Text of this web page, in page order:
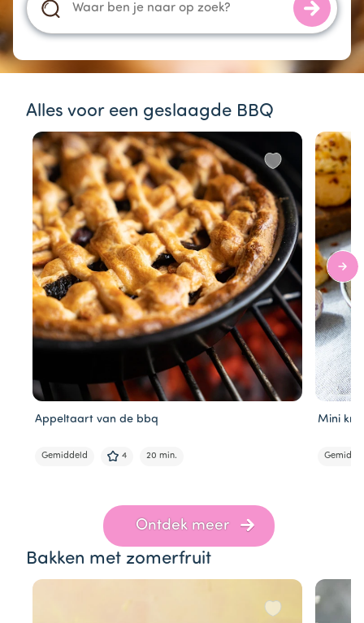
Alles voor een geslaagde BBQ
Appeltaart van de bbq
Gemiddeld 4 20 min.
Mini
Ontdek meer
Bakken met zomerfruit